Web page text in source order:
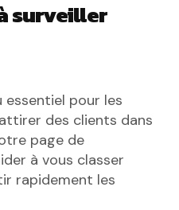
surveiller
essentiel pour les
des clients dans
page de
à vous classer
rapidement les